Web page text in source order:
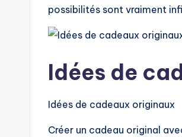
possibilités sont vraiment
Idées de
Idées de cadeaux originaux
Créer un cadeau original